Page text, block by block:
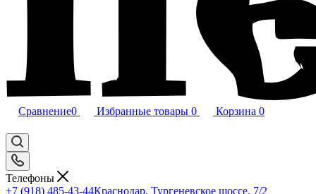
Сравнение0 Избранные товары 0 Корзина 0
Телефоны
+7 (918) 485-43-44Краснодар, Тургеневское шоссе, 7/2